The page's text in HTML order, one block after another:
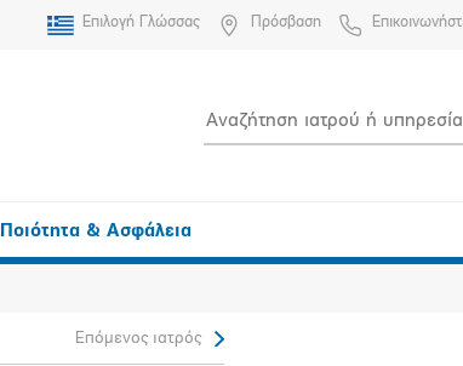
Επιλογή Γλώσσας Πρόσβαση
Ποιότητα & Ασφάλεια
Επόμενος ιατρός